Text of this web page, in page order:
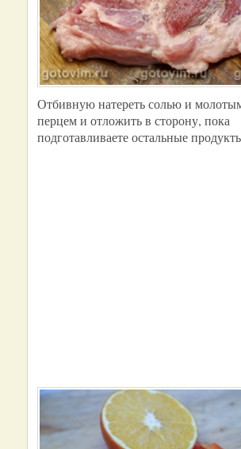
Отбивную натереть солью и
перцем и отложить в сторону, пока
подготавливаете остальные